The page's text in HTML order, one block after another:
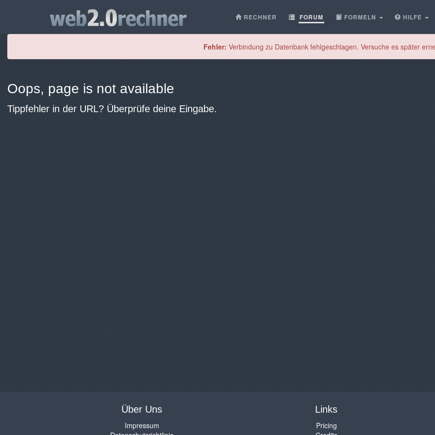
RECHNER FORUM FORMELN HILFE
Fehler: Verbindung zu Datenbank fehlgeschlagen. Versuche es später
Oops, page is not available
Tippfehler in der URL? Überprüfe deine Eingabe.
Über Uns
Impressum
Links
Pricing